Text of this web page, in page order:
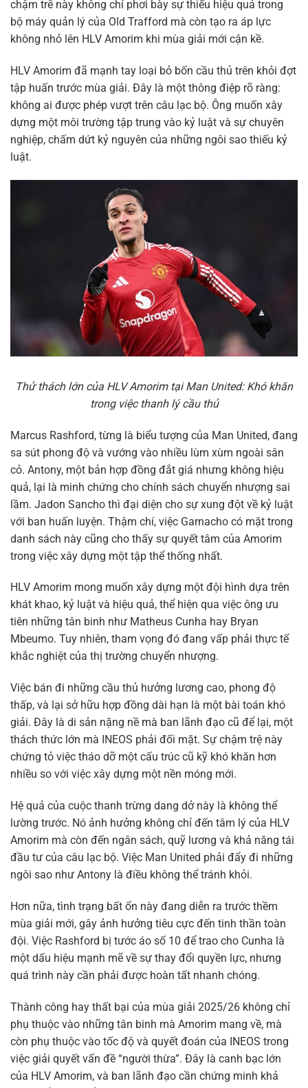
chậm trễ này không chỉ phơi bày sự thiếu hiệu quả trong
bộ máy quản lý của Old Trafford mà còn tạo ra áp lực
không nhỏ lên HLV Amorim khi mùa giải mới cận kề.
HLV Amorim đã mạnh tay loại bỏ bốn cầu thủ trên khỏi đợt
tập huấn trước mùa giải. Đây là một thông điệp rõ ràng:
không ai được phép vượt trên câu lạc bộ. Ông muốn xây
dựng một môi trường tập trung vào kỷ luật và sự chuyên
nghiệp, chấm dứt kỷ nguyên của những ngôi sao thiếu kỷ
luật.
Thử thách lớn của HLV Amorim tại Man United: Khó khăn
trong việc thanh lý cầu thủ
Marcus Rashford, từng là biểu tượng của Man United, đang
sa sút phong độ và vướng vào nhiều lùm xùm ngoài sân
cỏ. Antony, một bản hợp đồng đắt giá nhưng không hiệu
quả, lại là minh chứng cho chính sách chuyển nhượng sai
lầm. Jadon Sancho thì đại diện cho sự xung đột về kỷ luật
với ban huấn luyện. Thậm chí, việc Garnacho có mặt trong
danh sách này cũng cho thấy sự quyết tâm của Amorim
trong việc xây dựng một tập thể thống nhất.
HLV Amorim mong muốn xây dựng một đội hình dựa trên
khát khao, kỷ luật và hiệu quả, thể hiện qua việc ông ưu
tiên những tân binh như Matheus Cunha hay Bryan
Mbeumo. Tuy nhiên, tham vọng đó đang vấp phải thực tế
khắc nghiệt của thị trường chuyển nhượng.
Việc bán đi những cầu thủ hưởng lương cao, phong độ
thấp, và lại sở hữu hợp đồng dài hạn là một bài toán khó
giải. Đây là di sản nặng nề mà ban lãnh đạo cũ để lại, một
thách thức lớn mà INEOS phải đối mặt. Sự chậm trệ này
chứng tỏ việc tháo dỡ một cấu trúc cũ kỹ khó khăn hơn
nhiều so với việc xây dựng một nền móng mới.
Hệ quả của cuộc thanh trừng dang dở này là không thể
lường trước. Nó ảnh hưởng không chỉ đến tâm lý của HLV
Amorim mà còn đến ngân sách, quỹ lương và khả năng tái
đầu tư của câu lạc bộ. Việc Man United phải đẩy đi những
ngôi sao như Antony là điều không thể tránh khỏi.
Hơn nữa, tình trạng bất ổn này đang diễn ra trước thềm
mùa giải mới, gây ảnh hưởng tiêu cực đến tinh thần toàn
đội. Việc Rashford bị tước áo số 10 để trao cho Cunha là
một dấu hiệu mạnh mẽ về sự thay đổi quyền lực, nhưng
quá trình này cần phải được hoàn tất nhanh chóng.
Thành công hay thất bại của mùa giải 2025/26 không chỉ
phụ thuộc vào những tân binh mà Amorim mang về, mà
còn phụ thuộc vào tốc độ và quyết đoán của INEOS trong
việc giải quyết vấn đề “người thừa”. Đây là canh bạc lớn
của HLV Amorim, và ban lãnh đạo cần chứng minh khả